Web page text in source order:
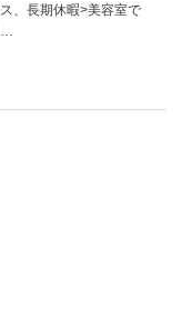
、長期休暇>美容室で